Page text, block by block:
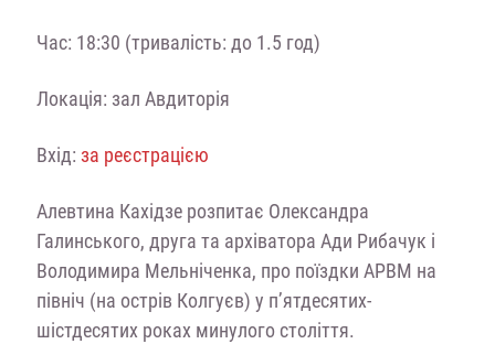
Час: 18:30 (тривалість: до 1.5 год)
Локація: зал Авдиторія
Вхід: за реєстрацією
Алевтина Кахідзе розпитає Олександра
Галинського, друга та архіватора Ади Рибачук і
Володимира Мельніченка, про поїздки АРВМ на
північ (на острів Колгуєв) у п’ятдесятих-
шістдесятих роках минулого століття.